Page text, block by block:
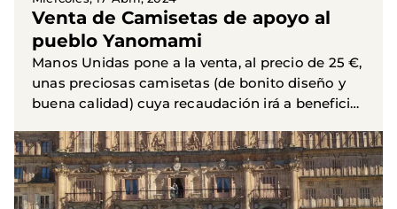
Venta de Camisetas de apoyo al
pueblo Yanomami
Manos Unidas pone a la venta, al precio de 25 €,
unas preciosas camisetas (de bonito diseño y
buena calidad) cuya recaudación irá a beneficio
adquirir en en...